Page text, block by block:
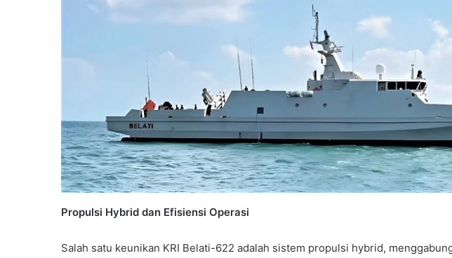
Propulsi Hybrid dan Efisiensi Operasi
Salah satu keunikan KRI Belati-622 adalah sistem propulsi hybrid,